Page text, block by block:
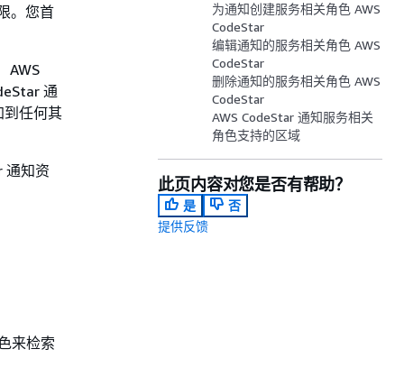
。您首
AWS
通
到任何其
通知资
来检索
为通知创建服务相关角色 AWS
CodeStar
编辑通知的服务相关角色 AWS
CodeStar
删除通知的服务相关角色 AWS
CodeStar
AWS CodeStar 通知服务相关
角色支持的区域
此页内容对您是否有帮助？
是
否
提供反馈